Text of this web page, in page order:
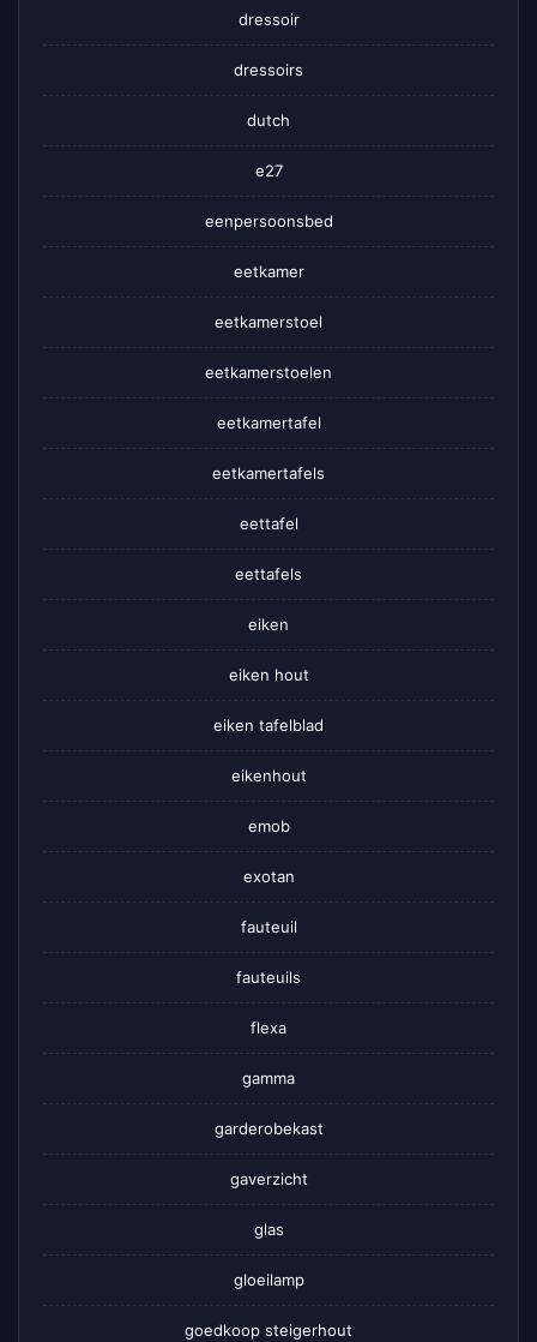
dressoir
dressoirs
dutch
e27
eenpersoonsbed
eetkamer
eetkamerstoel
eetkamerstoelen
eetkamertafel
eetkamertafels
eettafel
eettafels
eiken
eiken hout
eiken tafelblad
eikenhout
emob
exotan
fauteuil
fauteuils
flexa
gamma
garderobekast
gaverzicht
glas
gloeilamp
goedkoop steigerhout